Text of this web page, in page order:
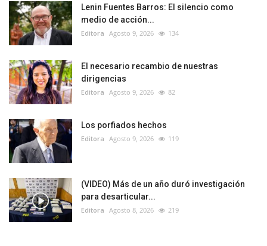
Lenin Fuentes Barros: El silencio como
medio de acción...
Editora Agosto 9, 2026 134
El necesario recambio de nuestras
dirigencias
Editora Agosto 9, 2026 82
Los porfiados hechos
Editora Agosto 9, 2026 119
(VIDEO) Más de un año duró investigación
para desarticular...
Editora Agosto 8, 2026 219